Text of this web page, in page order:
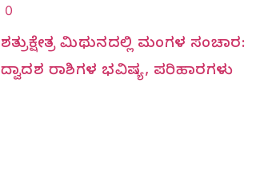
0
ಶತ್ರುಕ್ಷೇತ್ರ ಮಿಥುನದಲ್ಲಿ ಮಂಗಳ ಸಂಚಾರ:
ದ್ವಾದಶ ರಾಶಿಗಳ ಭವಿಷ್ಯ, ಪರಿಹಾರಗಳು